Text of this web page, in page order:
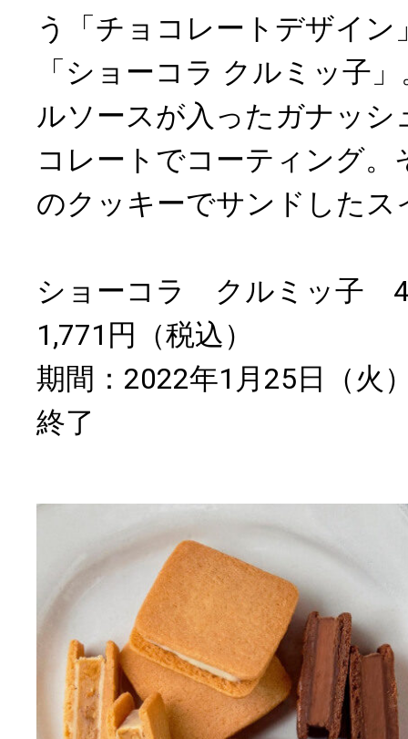
う「チョコレートデザイン
「ショーコラ クルミッ子
ルソースが入ったガナッ
コレートでコーティング。
のクッキーでサンドしたス
ショーコラ クルミッ子
1,771円（税込）
期間：2022年1月25日（火
終了